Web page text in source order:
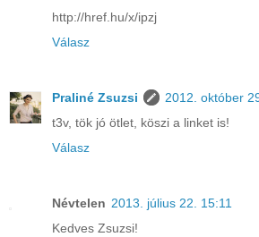
http://href.hu/x/ipzj
Válasz
Praliné Zsuzsi
2012. október
t3v, tök jó ötlet, köszi a linket is!
Válasz
Névtelen 2013. július 22. 15:11
Kedves Zsuzsi!